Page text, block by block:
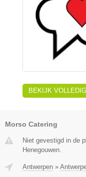
BEKIJK
Morso Catering
Niet gevestigd in de
Henegouwen.
Antwerpen »